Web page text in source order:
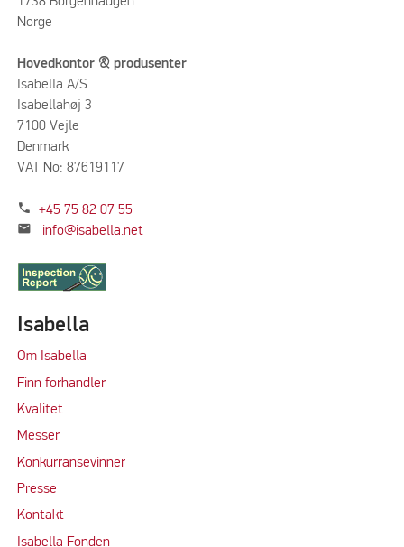
Norge
Hovedkontor & produsenter
Isabella A/S
Isabellahøj 3
7100 Vejle
Denmark
VAT No: 87619117
phone +45 75 82 07 55
mail info@isabella.net
Isabella
Om Isabella
Finn forhandler
Kvalitet
Messer
Konkurransevinner
Presse
Kontakt
Isabella Fonden